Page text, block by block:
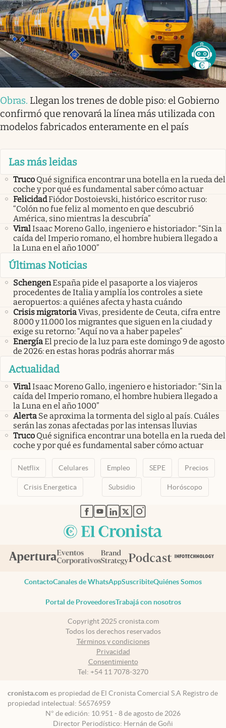
Obras. Llegan los trenes de doble piso: el Gobierno
confirmó que renovará la línea más utilizada con
modelos fabricados enteramente en el país
Las más leidas
Truco Qué significa encontrar una botella en la rueda del
coche y por qué es fundamental saber cómo actuar
FelicidadFiódor Dostoievski, histórico escritor ruso:
“Colón no fue feliz al momento en que descubrió
América, sino mientras la descubría”
ViralIsaac Moreno Gallo, ingeniero e historiador: “Sin la
caída del Imperio romano, el hombre hubiera llegado a
la Luna en el año 1000”
Últimas Noticias
SchengenEspaña pide el pasaporte a los viajeros
procedentes de Italia y amplía los controles a siete
aeropuertos: a quiénes afecta y hasta cuándo
Crisis migratoriaVivas, presidente de Ceuta, cifra entre
8.000 y 11.000 los migrantes que siguen en la ciudad y
exige su retorno: “Aquí no va a haber papeles”
EnergíaEl precio de la luz para este domingo 9 de agosto
de 2026: en estas horas podrás ahorrar más
Actualidad
ViralIsaac Moreno Gallo, ingeniero e historiador: “Sin la
caída del Imperio romano, el hombre hubiera llegado a
la Luna en el año 1000”
Alerta Se aproxima la tormenta del siglo al país. Cuáles
serán las zonas afectadas por las intensas lluvias
Truco Qué significa encontrar una botella en la rueda del
coche y por qué es fundamental saber cómo actuar
Netflix Celulares Empleo SEPE Precios
Crisis Energetica Subsidio Horóscopo
abre en nueva pestaña
abre en nueva pestaña
abre en nueva pestaña
abre en nueva pestaña
abre en nueva pestaña
ContactoCanales de WhatsAppSuscribiteQuiénes Somos
Portal de ProveedoresTrabajá con nosotros
Copyright 2025 cronista.com
Todos los derechos reservados
Términos y condiciones
Privacidad
Consentimiento
Tel: +54 11 7078-3270
cronista.com es propiedad de El Cronista Comercial S.A Registro de
propiedad intelectual: 56576959
N° de edición: 10.951 - 8 de agosto de 2026
Director Periodístico: Hernán de Goñi